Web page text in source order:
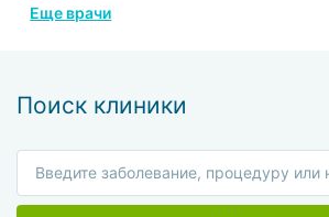
Сертифицированный специалист по
Еще врачи
Поиск клиники